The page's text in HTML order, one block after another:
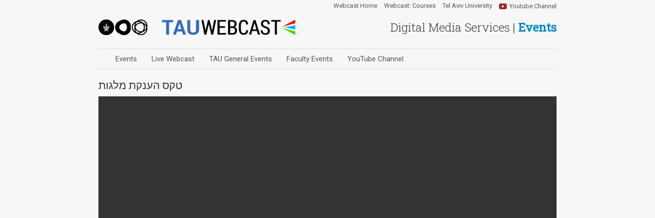
Digital Media Services | Events
Youtube Channel
Webcast Home Webcast: Courses Tel Aviv University
Events Live Webcast TAU General Events Faculty Events YouTube Channel
טקס הענקת מלגות